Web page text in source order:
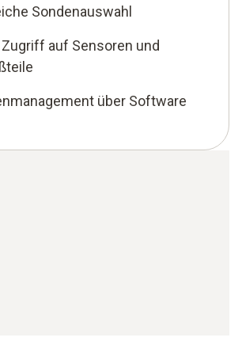
Sondenauswahl
auf Sensoren und
über Software